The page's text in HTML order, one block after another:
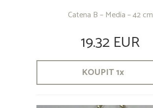
Catena B – Media – 42 cm
19.32 EUR
KOUPIT1x